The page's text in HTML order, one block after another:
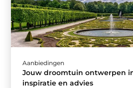
Aanbiedingen
Jouw droomtuin ontwerpen
inspiratie en advies